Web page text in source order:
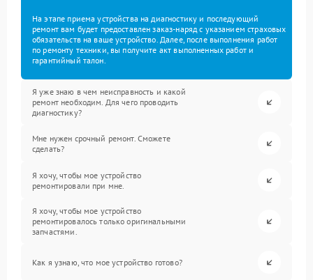
На этапе приема устройства на диагностику и последующий
ремонт вам будет предоставлен заказ-наряд с указанием страховых
обязательств на ваше устройство. Далее, после выполнения работ
по ремонту техники, вы получите акт выполненных работ и
гарантийный талон.
Я уже знаю в чем неисправность и какой
ремонт необходим. Для чего проводить
диагностику?
Мне нужен срочный ремонт. Сможете
сделать?
Я хочу, чтобы мое устройство
ремонтировали при мне.
Я хочу, чтобы мое устройство
ремонтировалось только оригинальными
запчастями.
Как я узнаю, что мое устройство готово?